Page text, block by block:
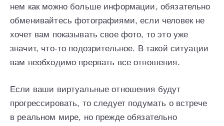
нем как можно больше информации, обязательно
обменивайтесь фотографиями, если человек не
хочет вам показывать свое фото, то это уже
значит, что-то подозрительное. В такой ситуации
вам необходимо прервать все отношения.
Если ваши виртуальные отношения будут
прогрессировать, то следует подумать о встрече
в реальном мире, но прежде обязательно